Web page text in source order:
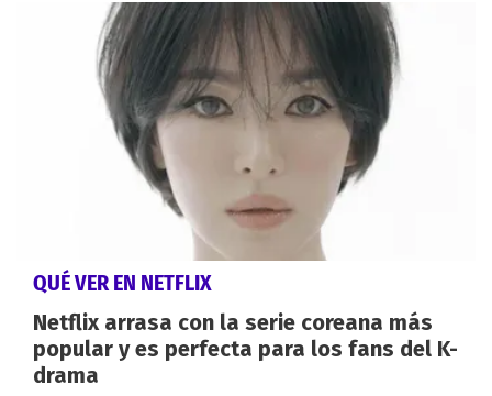
QUÉ VER EN NETFLIX
Netflix arrasa con la serie coreana más
popular y es perfecta para los fans del K-
drama